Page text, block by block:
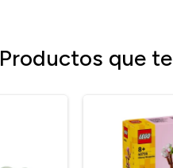
Productos que